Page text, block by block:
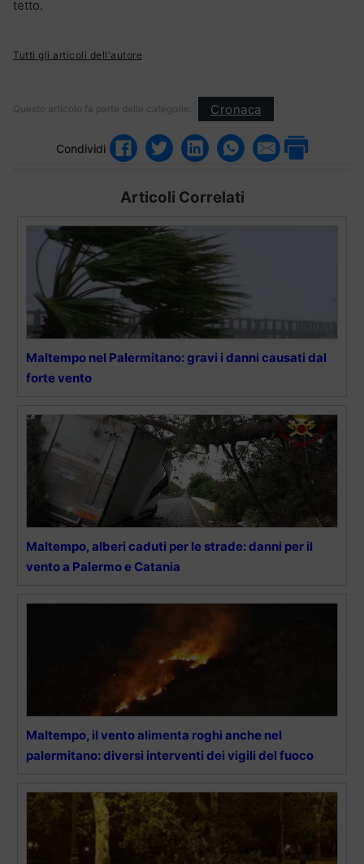
tetto.
Tutti gli articoli dell'autore
Questo articolo fa parte delle categorie: Cronaca
Condividi
Articoli Correlati
Maltempo nel Palermitano: gravi i danni causati dal
forte vento
Maltempo, alberi caduti per le strade: danni per il
vento a Palermo e Catania
Maltempo, il vento alimenta roghi anche nel
palermitano: diversi interventi dei vigili del fuoco